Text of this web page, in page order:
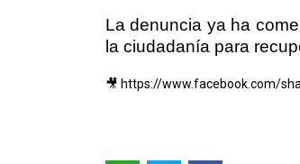
La denuncia ya ha
la ciudadanía para
🎥 https://www.facebook.com/